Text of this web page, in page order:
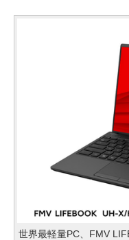
世界最軽量PC、FMV